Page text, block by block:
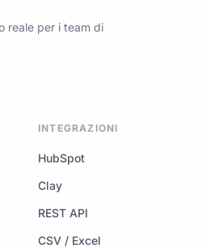
reale per i team di
INTEGRAZIONI
HubSpot
Clay
REST API
CSV / Excel